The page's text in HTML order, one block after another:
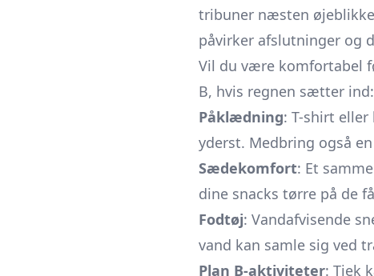
tribuner næsten
påvirker afslutninger og
Vil du være komfortabel
B, hvis regnen sætter ind:
Påklædning: T-shirt
yderst. Medbring også
Sædekomfort: Et
dine snacks tørre på de
Fodtøj: Vandafvisende
vand kan samle sig ved
Plan B-aktiviteter: Tjek